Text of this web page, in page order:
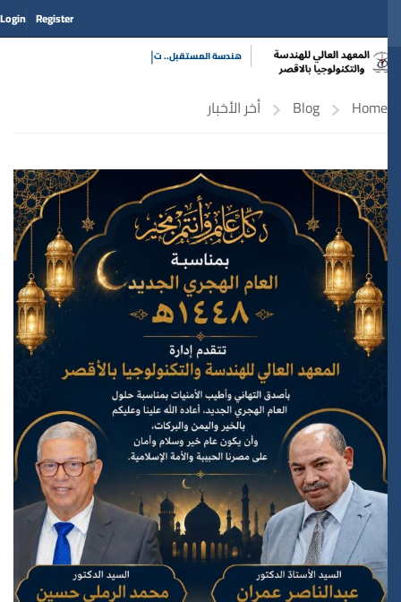
Register
Login
هندسة المستق|
Home
Blog أخر الأخبار